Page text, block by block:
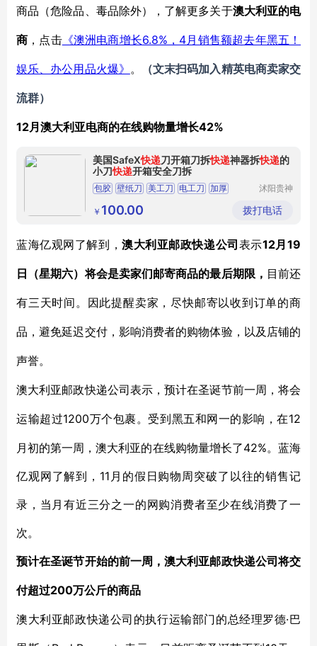
商品（危险品、毒品除外），了解更多关于澳大利亚的电
商 ，点击《澳洲电商增长6.8%，4月销售额超去年黑五！
娱乐、办公用品火爆》 。 （文末扫码加 入精英电商卖家交
流群）
12月澳大利亚电商的在线购物量增长42%
美国SafeX快递刀开箱刀拆快递神器拆快递的
小刀快递开箱安全刀拆
包胶 壁纸刀 美工刀 电工刀 加厚
沭阳贵神
商务有限
公司
￥ 100.00 拨打电话
蓝海亿观网了解到，澳大利亚邮政快递公司 表示12月19
日（星期六）将会是卖家们邮寄商品的最后期限， 目前还
有三天时间。因此提醒卖家，尽快邮寄以收到订单的商
品，避免延迟交付，影响消费者的购物体验，以及店铺的
声誉。
澳大利亚邮政快递公司表示，预计在圣诞节前一周，将会
运输超过1200万个包裹。受到黑五和网一的影响，在12
月初的第一周，澳大利亚的在线购物量增长了42%。蓝海
亿观网了解到，11月的假日购物周突破了以往的销售记
录，当月有近三分之一的网购消费者至少在线消费了一
次。
预计在圣诞节开始的前一周，澳大利亚邮政快递公司将交
付超过200万公斤的商品
澳大利亚邮政快递公司的执行运输部门的总经理罗德·巴